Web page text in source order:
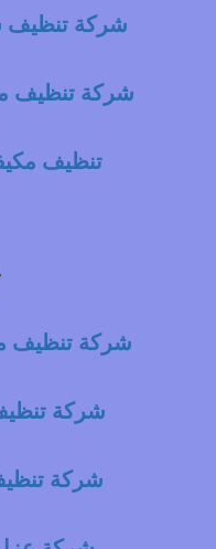
شركة تنظيف
شركة تنظيف
تنظيف
شركة تنظيف
شركة
شركة